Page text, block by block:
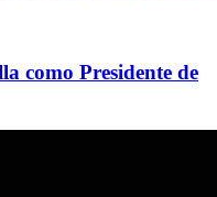
como Presidente de